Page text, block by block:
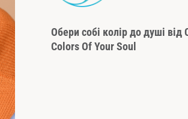
Обери собі колір до душі від
Colors Of Your Soul